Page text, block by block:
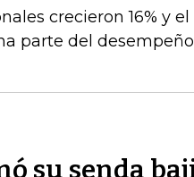
crecieron 16% y
parte del
su senda